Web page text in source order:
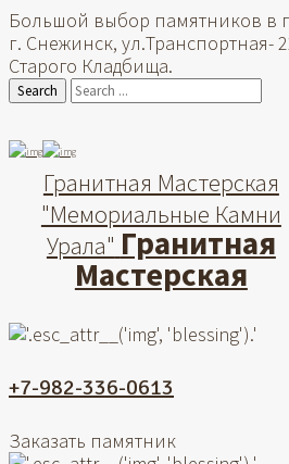
Большой выбор памятников в
г. Снежинск, ул.Транспортная-
Старого Кладбища.
Search
Гранитная Мастерская
"Мемориальные Камни
Урала" Гранитная
Мастерская
+7-982-336-0613
Заказать памятник